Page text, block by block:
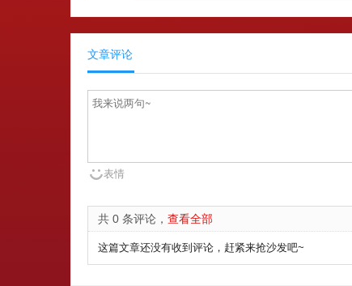
文章评论
表情
共 0 条评论， 查看全部
这篇文章还没有收到评论，赶紧来抢沙发吧~